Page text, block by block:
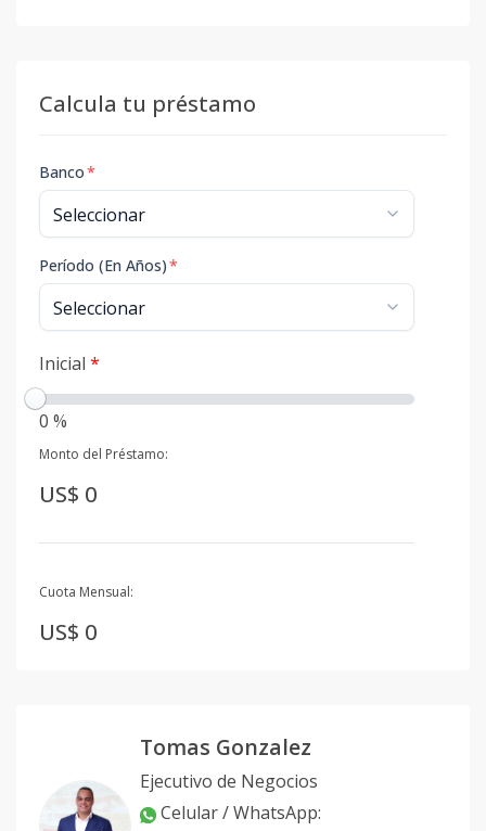
Calcula tu préstamo
Banco*
Período (En Años)*
Inicial *
0 %
Monto del Préstamo:
US$ 0
Cuota Mensual:
US$ 0
Tomas Gonzalez
Ejecutivo de Negocios
Celular / WhatsApp: